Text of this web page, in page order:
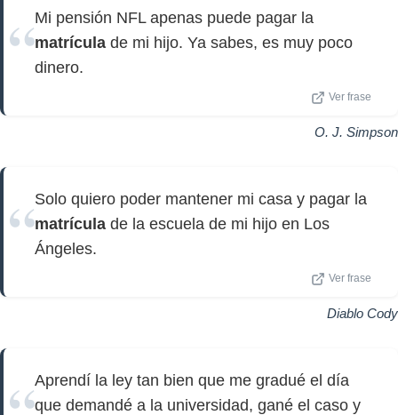
Mi pensión NFL apenas puede pagar la
matrícula de mi hijo. Ya sabes, es muy poco
dinero.
Ver frase
O. J. Simpson
Solo quiero poder mantener mi casa y pagar la
matrícula de la escuela de mi hijo en Los
Ángeles.
Ver frase
Diablo Cody
Aprendí la ley tan bien que me gradué el día
que demandé a la universidad, gané el caso y